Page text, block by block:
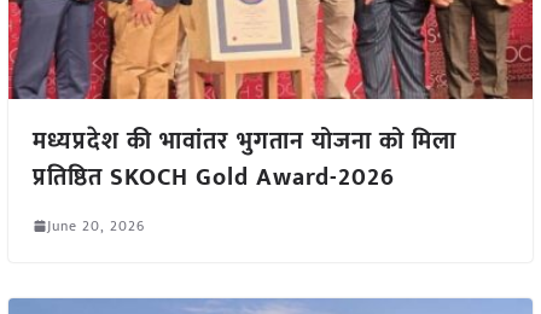
मध्यप्रदेश की भावांतर भुगतान योजना को मिला
प्रतिष्ठित SKOCH Gold Award-2026
June 20, 2026